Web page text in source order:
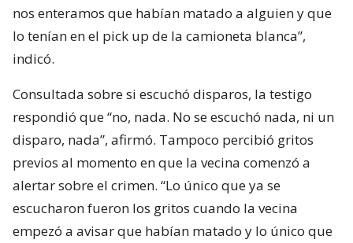
nos enteramos que habían matado a alguien y que
lo tenían en el pick up de la camioneta blanca”,
indicó.
Consultada sobre si escuchó disparos, la testigo
respondió que “no, nada. No se escuchó nada, ni un
disparo, nada”, afirmó. Tampoco percibió gritos
previos al momento en que la vecina comenzó a
alertar sobre el crimen. “Lo único que ya se
escucharon fueron los gritos cuando la vecina
empezó a avisar que habían matado y lo único que